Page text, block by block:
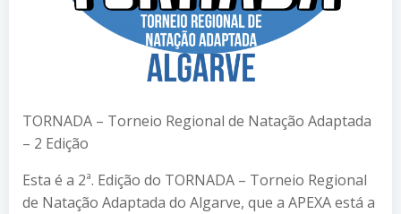
TORNADA – Torneio Regional de Natação Adaptada
– 2 Edição
Esta é a 2ª. Edição do TORNADA – Torneio Regional
de Natação Adaptada do Algarve, que a APEXA está a